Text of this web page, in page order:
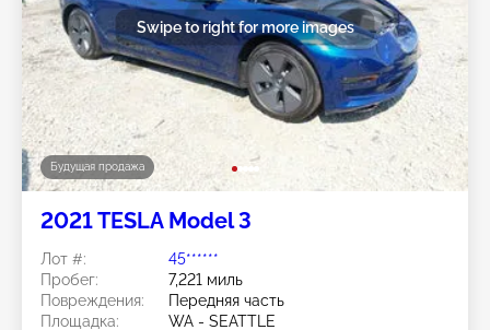
Будущая продажа
Swipe to right for more images
2021 TESLA Model 3
Лот #:
45******
Пробег:
7,221 миль
Повреждения:
Передняя часть
Площадка:
WA - SEATTLE